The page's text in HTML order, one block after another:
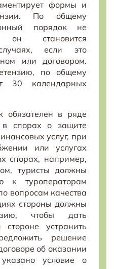
формы и
По общему
порядок не
становится
если это
или договором.
по общему
30 календарных
обязателен в ряде
в спорах о защите
услуг, при
или услугах
спорах, например,
туристы должны
к туроператорам
вопросам качества
стороны должны
чтобы дать
стороне устранить
решение
об оказании
условие о